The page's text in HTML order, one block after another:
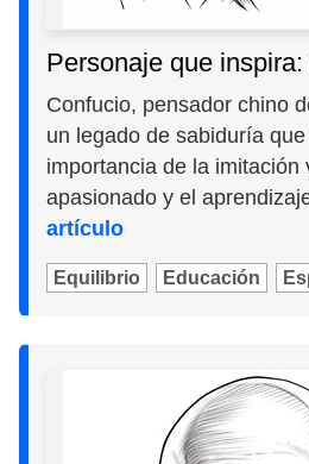
Personaje que
Confucio, pensador chino
un legado de sabiduría
importancia de la imitación
apasionado y el
artículo
Equilibrio Educación